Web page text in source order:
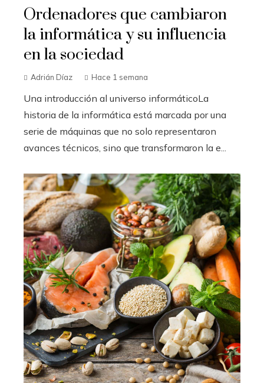
Ordenadores que cambiaron
la informática y su influencia
en la sociedad
Adrián Díaz Hace 1 semana
Una introducción al universo informáticoLa
historia de la informática está marcada por una
serie de máquinas que no solo representaron
avances técnicos, sino que transformaron la e...